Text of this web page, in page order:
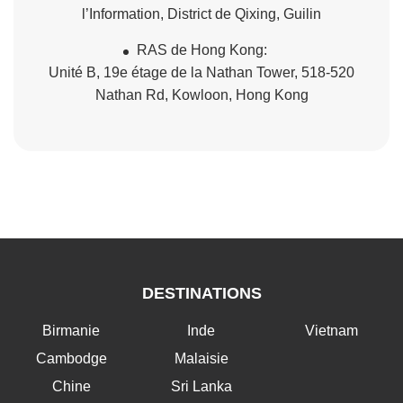
l’Information, District de Qixing, Guilin
RAS de Hong Kong:
Unité B, 19e étage de la Nathan Tower, 518-520
Nathan Rd, Kowloon, Hong Kong
DESTINATIONS
Birmanie
Cambodge
Chine
Inde
Malaisie
Sri Lanka
Vietnam